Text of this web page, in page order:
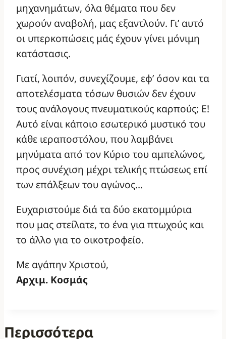
μηχανημάτων, όλα θέματα που δεν
χωρούν αναβολή, μας εξαντλούν. Γι’ αυτό
οι υπερκοπώσεις μάς έχουν γίνει μόνιμη
κατάστασις.
Γιατί, λοιπόν, συνεχίζουμε, εφ’ όσον και τα
αποτελέσματα τόσων θυσιών δεν έχουν
τους ανάλογους πνευματικούς καρπούς; Ε!
Αυτό είναι κάποιο εσωτερικό μυστικό του
κάθε ιεραποστόλου, που λαμβάνει
μηνύματα από τον Κύριο του αμπελώνος,
προς συνέχιση μέχρι τελικής πτώσεως επί
των επάλξεων του αγώνος…
Ευχαριστούμε διά τα δύο εκατομμύρια
που μας στείλατε, το ένα για πτωχούς και
το άλλο για το οικοτροφείο.
Με αγάπην Χριστού,
Αρχιμ. Κοσμάς
Περισσότερα